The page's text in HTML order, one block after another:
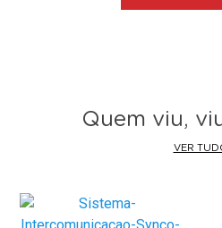
Quem viu,
VER